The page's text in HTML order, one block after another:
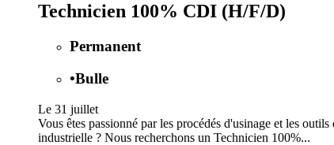
Technicien 100% CDI (H/F/D)
Permanent
•Bulle
Le 31 juillet
Vous êtes passionné par les procédés d'usinage et les
industrielle ? Nous recherchons un Technicien 100%...